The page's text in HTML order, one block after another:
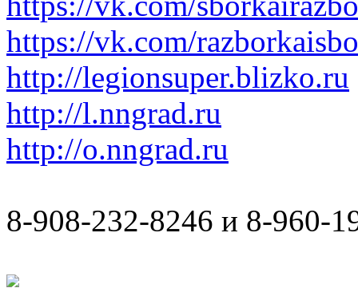
https://vk.com/
http://legionsuper.blizko.ru
http://l.nngrad.ru
http://o.nngrad.ru
8-908-232-8246 и 8-960-